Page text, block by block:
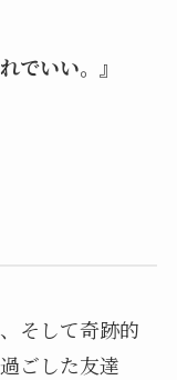
でいい。』
そして奇跡的
ごした友達